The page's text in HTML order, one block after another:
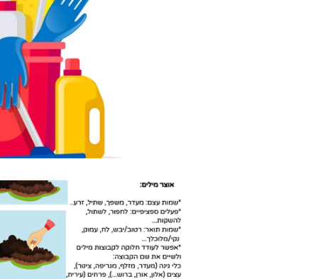
ט"ו בשבט הגיע -
Irit Polak-Levy
18 בינו׳ 2024